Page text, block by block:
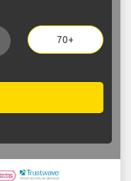
70+